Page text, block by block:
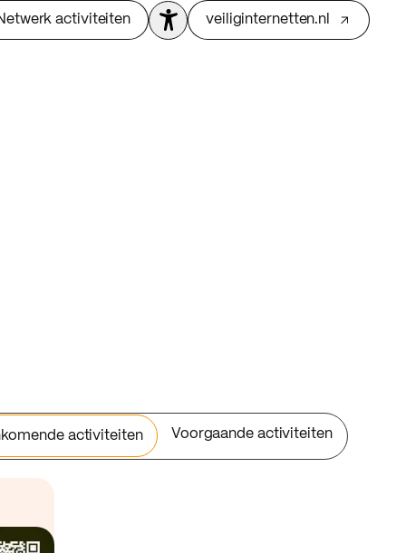
activiteiten veiliginternetten.nl
activiteiten Voorgaande activiteiten